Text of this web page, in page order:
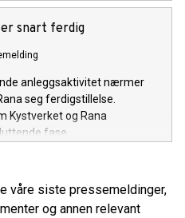
er snart ferdig
anleggsaktivitet nærmer
seg ferdigstillelse.
Kystverket og Rana
fase.
våre siste pressemeldinger,
og annen relevant